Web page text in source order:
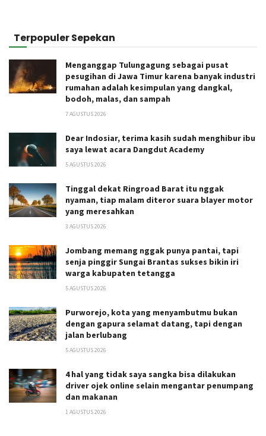
Terpopuler Sepekan
Menganggap Tulungagung sebagai pusat
pesugihan di Jawa Timur karena banyak industri
rumahan adalah kesimpulan yang dangkal,
bodoh, malas, dan sampah
7 AGUSTUS 2026
Dear Indosiar, terima kasih sudah menghibur ibu
saya lewat acara Dangdut Academy
5 AGUSTUS 2026
Tinggal dekat Ringroad Barat itu nggak
nyaman, tiap malam diteror suara blayer motor
yang meresahkan
3 AGUSTUS 2026
Jombang memang nggak punya pantai, tapi
senja pinggir Sungai Brantas sukses bikin iri
warga kabupaten tetangga
5 AGUSTUS 2026
Purworejo, kota yang menyambutmu bukan
dengan gapura selamat datang, tapi dengan
jalan berlubang
5 AGUSTUS 2026
4 hal yang tidak saya sangka bisa dilakukan
driver ojek online selain mengantar penumpang
dan makanan
1 AGUSTUS 2026